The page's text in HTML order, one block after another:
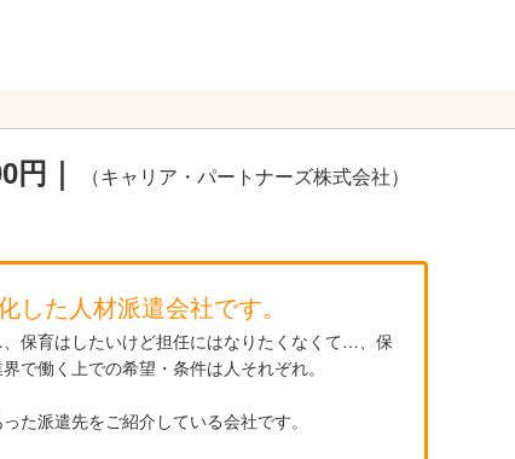
｜ （キャリア・パートナーズ株式会社）
した人材派遣会社です。
保育はしたいけど担任にはなりたくなくて…、保
で働く上での希望・条件は人それぞれ。
た派遣先をご紹介している会社です。